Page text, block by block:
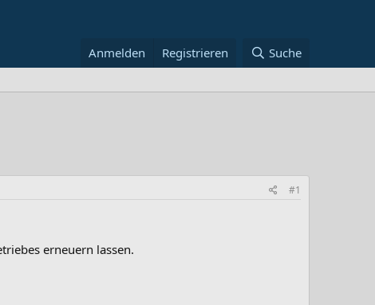
Anmelden Registrieren Suche
#1
erneuern lassen.